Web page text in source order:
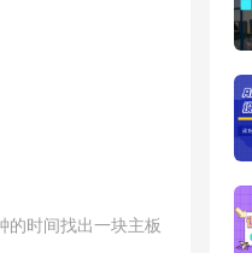
时间找出一块主板